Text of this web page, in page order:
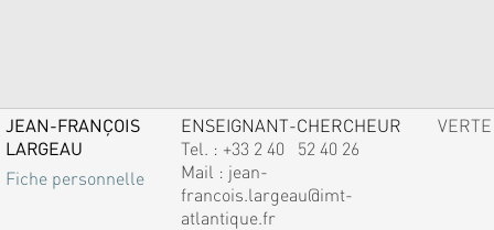
JEAN-FRANÇOIS
LARGEAU
Fiche personnelle
ENSEIGNANT-CHERCHEUR
Tel. : +33 2 40 52 40 26
Mail : jean-
francois.largeau@imt-
atlantique.fr
VERTE